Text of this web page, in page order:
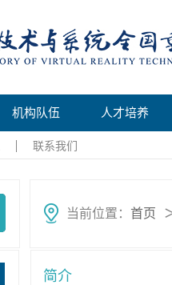
机构队伍 人才培养
联系我们
当前位置： 首页
简介